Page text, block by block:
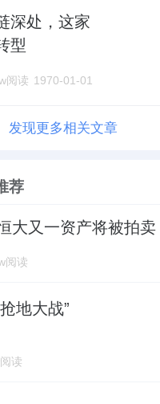
深处，这家
型
阅读 1970-01-01
发现更多相关文章
荐
大又一资产将被拍卖
阅读
地大战”
读